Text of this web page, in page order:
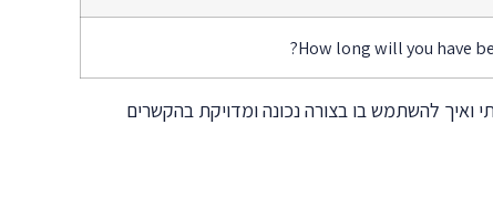
How long will you have
להשתמש בו בצורה נכונה ומדויקת בהקשרים